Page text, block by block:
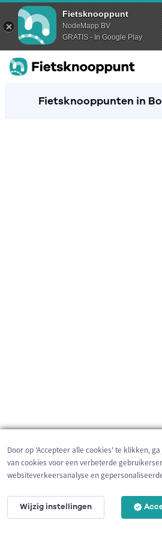
Fietsknooppunt
NodeMapp BV
GRATIS - In Google Play
Fietsknooppunten in
1 km
Door op 'Accepteer alle cookies' te klikken,
van cookies voor een verbeterde
websiteverkeersanalyse en
Wijzig instellingen